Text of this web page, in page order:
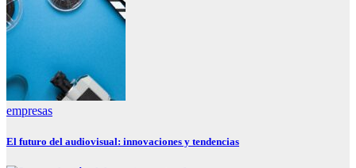
empresas
El futuro del audiovisual: innovaciones y tendencias